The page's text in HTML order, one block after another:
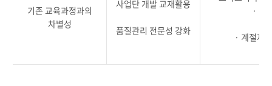
기존 교육과정과의
차별성
사업단 개발 교재활용
품질관리 전문성 강화
· 기
· 계절제